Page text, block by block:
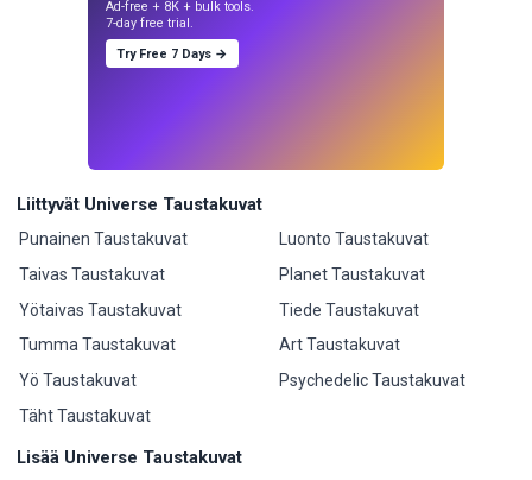
Ad-free + 8K + bulk tools.
7-day free trial.
Try Free 7 Days →
Liittyvät Universe Taustakuvat
Punainen Taustakuvat
Taivas Taustakuvat
Yötaivas Taustakuvat
Tumma Taustakuvat
Yö Taustakuvat
Täht Taustakuvat
Luonto Taustakuvat
Planet Taustakuvat
Tiede Taustakuvat
Art Taustakuvat
Psychedelic Taustakuvat
Lisää Universe Taustakuvat